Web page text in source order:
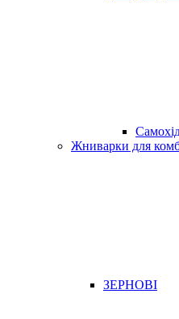
Жниварки для
ЗЕРНОВІ